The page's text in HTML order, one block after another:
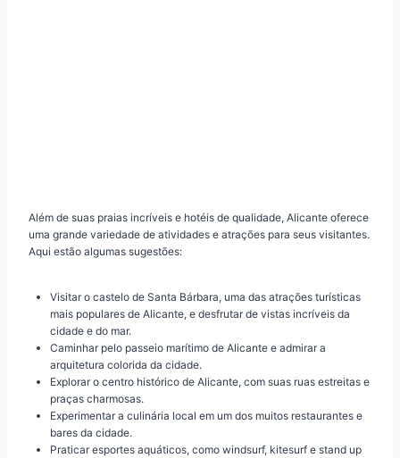
Além de suas praias incríveis e hotéis de qualidade, Alicante oferece
uma grande variedade de atividades e atrações para seus visitantes.
Aqui estão algumas sugestões:
Visitar o castelo de Santa Bárbara, uma das atrações turísticas
mais populares de Alicante, e desfrutar de vistas incríveis da
cidade e do mar.
Caminhar pelo passeio marítimo de Alicante e admirar a
arquitetura colorida da cidade.
Explorar o centro histórico de Alicante, com suas ruas estreitas e
praças charmosas.
Experimentar a culinária local em um dos muitos restaurantes e
bares da cidade.
Praticar esportes aquáticos, como windsurf, kitesurf e stand up